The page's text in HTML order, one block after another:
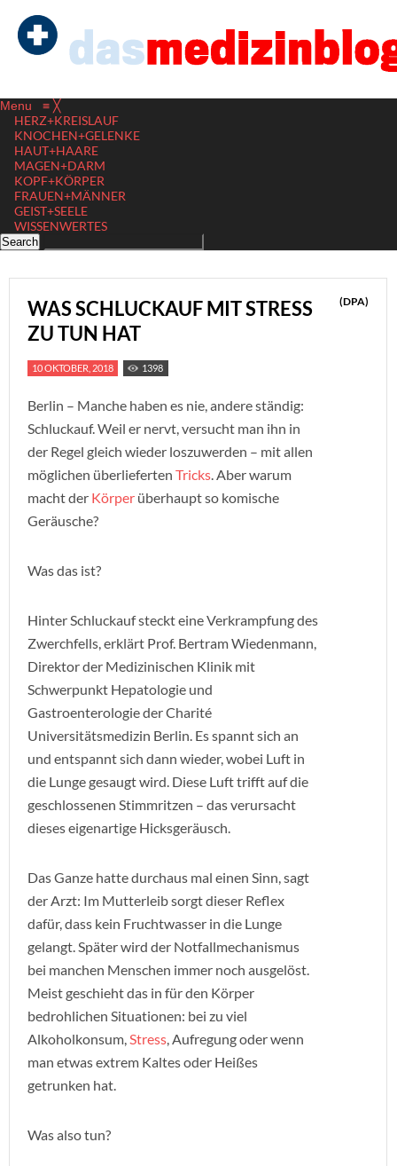
Menu ≡ ╳
HERZ+KREISLAUF
KNOCHEN+GELENKE
HAUT+HAARE
MAGEN+DARM
KOPF+KÖRPER
FRAUEN+MÄNNER
GEIST+SEELE
WISSENWERTES
WAS SCHLUCKAUF MIT STRESS
ZU TUN HAT
(DPA)
10 OKTOBER, 2018 1398
Berlin – Manche haben es nie, andere ständig:
Schluckauf. Weil er nervt, versucht man ihn in
der Regel gleich wieder loszuwerden – mit allen
möglichen überlieferten Tricks. Aber warum
macht der Körper überhaupt so komische
Geräusche?
Was das ist?
Hinter Schluckauf steckt eine Verkrampfung des
Zwerchfells, erklärt Prof. Bertram Wiedenmann,
Direktor der Medizinischen Klinik mit
Schwerpunkt Hepatologie und
Gastroenterologie der Charité
Universitätsmedizin Berlin. Es spannt sich an
und entspannt sich dann wieder, wobei Luft in
die Lunge gesaugt wird. Diese Luft trifft auf die
geschlossenen Stimmritzen – das verursacht
dieses eigenartige Hicksgeräusch.
Das Ganze hatte durchaus mal einen Sinn, sagt
der Arzt: Im Mutterleib sorgt dieser Reflex
dafür, dass kein Fruchtwasser in die Lunge
gelangt. Später wird der Notfallmechanismus
bei manchen Menschen immer noch ausgelöst.
Meist geschieht das in für den Körper
bedrohlichen Situationen: bei zu viel
Alkoholkonsum,Stress, Aufregung oder wenn
man etwas extrem Kaltes oder Heißes
getrunken hat.
Was also tun?